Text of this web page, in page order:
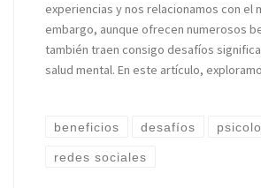
experiencias y nos relacionamos con el
embargo, aunque ofrecen numerosos
también traen consigo desafíos
salud mental. En este artículo,
beneficios desafíos
redes sociales